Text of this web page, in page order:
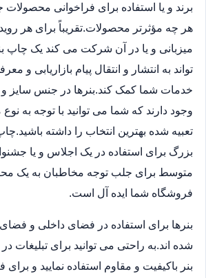
برند و یا استفاده برای فراخوانی محصولات
هر چه مؤثرتر محصولات.تقریباً برای هر
میزبانی و یا در آن شرکت می کند یک
تواند به انتشار و انتقال پیام بازاریابی و
خدمات شما کمک کند.بنرها در جنس سایز و
وجود دارند که شما می توانید با توجه به
تعبیه شده بهترین انتخاب را داشته
بزرگ برای استفاده در یک اجلاس و یا
متوسط برای جلب توجه مخاطبان به یک
فروشگاه شما ایده آل است.
بنرها برای استفاده در فضای داخلی و
شده اند.به راحتی می توانید برای تبلیغات
بنر باکیفیت و مقاوم استفاده نمایید و